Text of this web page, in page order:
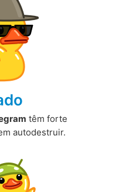
têm forte
autodestruir.